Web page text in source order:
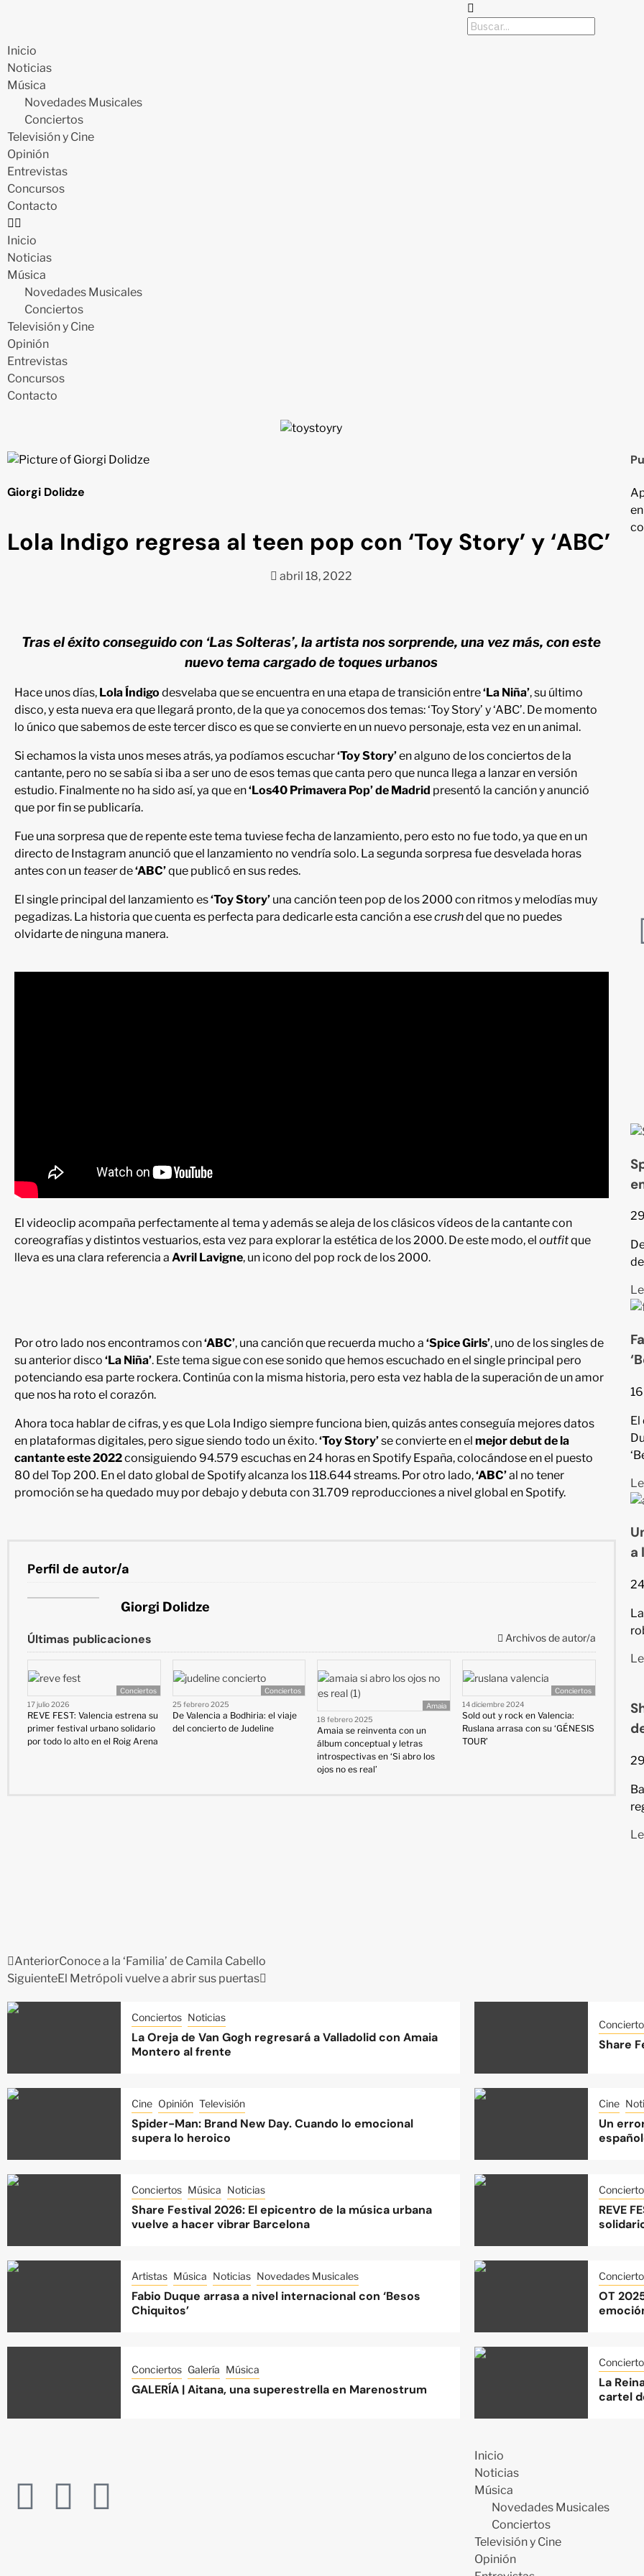
Inicio
Noticias
Música
Novedades Musicales
Conciertos
Televisión y Cine
Opinión
Entrevistas
Concursos
Contacto
Inicio
Noticias
Música
Novedades Musicales
Conciertos
Televisión y Cine
Opinión
Entrevistas
Concursos
Contacto
Giorgi Dolidze
Lola Indigo regresa al teen pop con ‘Toy Story’ y ‘ABC’
abril 18, 2022
Tras el éxito conseguido con ‘Las Solteras’, la artista nos sorprende, una vez más, con este
nuevo tema cargado de toques urbanos
Hace unos días, Lola Índigo desvelaba que se encuentra en una etapa de transición entre‘La Niña’, su último
disco, y esta nueva era que llegará pronto, de la que ya conocemos dos temas: ‘Toy Story’ y ‘ABC’. De momento
lo único que sabemos de este tercer disco es que se convierte en un nuevo personaje, esta vez en un animal.
Si echamos la vista unos meses atrás, ya podíamos escuchar‘Toy Story’en alguno de los conciertos de la
cantante, pero no se sabía si iba a ser uno de esos temas que canta pero que nunca llega a lanzar en versión
estudio. Finalmente no ha sido así, ya que en‘Los40 Primavera Pop’ de Madrid presentó la canción y anunció
que por fin se publicaría.
Fue una sorpresa que de repente este tema tuviese fecha de lanzamiento, pero esto no fue todo, ya que en un
directo de Instagram anunció que el lanzamiento no vendría solo. La segunda sorpresa fue desvelada horas
antes con un teaserde‘ABC’que publicó en sus redes.
El single principal del lanzamiento es‘Toy Story’ una canción teen pop de los 2000 con ritmos y melodías muy
pegadizas. La historia que cuenta es perfecta para dedicarle esta canción a esecrushdel que no puedes
olvidarte de ninguna manera.
El videoclip acompaña perfectamente al tema y además se aleja de los clásicos vídeos de la cantante con
coreografías y distintos vestuarios, esta vez para explorar la estética de los 2000. De este modo, el outfitque
lleva es una clara referencia a Avril Lavigne, un icono del pop rock de los 2000.
Por otro lado nos encontramos con‘ABC’, una canción que recuerda mucho a ‘Spice Girls’, uno de los singles de
su anterior disco ‘La Niña’. Este tema sigue con ese sonido que hemos escuchado en el single principal pero
potenciando esa parte rockera. Continúa con la misma historia, pero esta vez habla de la superación de un amor
que nos ha roto el corazón.
Ahora toca hablar de cifras, y es que Lola Indigo siempre funciona bien, quizás antes conseguía mejores datos
en plataformas digitales, pero sigue siendo todo un éxito.‘Toy Story’se convierte en el mejor debut de la
cantante este 2022consiguiendo 94.579 escuchas en 24 horas en Spotify España, colocándose en el puesto
80 del Top 200. En el dato global de Spotify alcanza los 118.644 streams. Por otro lado,‘ABC’al no tener
promoción se ha quedado muy por debajo y debuta con 31.709 reproducciones a nivel global en Spotify.
Perfil de autor/a
Giorgi Dolidze
Últimas publicaciones Archivos de autor/a
Conciertos
17 julio 2026
REVE FEST: Valencia estrena su
primer festival urbano solidario
por todo lo alto en el Roig Arena
Conciertos
25 febrero 2025
De Valencia a Bodhiria: el viaje
del concierto de Judeline
Amaia
18 febrero 2025
Amaia se reinventa con un
álbum conceptual y letras
introspectivas en ‘Si abro los
ojos no es real’
Conciertos
14 diciembre 2024
Sold out y rock en Valencia:
Ruslana arrasa con su ‘GÉNESIS
TOUR’
a
AnteriorConoce a la ‘Familia’ de Camila Cabello
SiguienteEl Metrópoli vuelve a abrir sus puertas
Conciertos Noticias
La Oreja de Van Gogh regresará a Valladolid con Amaia
Montero al frente
Share
Cine Opinión Televisión
Spider-Man: Brand New Day. Cuando lo emocional
supera lo heroico
Cine
Un
Conciertos Música Noticias
Share Festival 2026: El epicentro de la música urbana
vuelve a hacer vibrar Barcelona
REVE
Artistas Música Noticias Novedades Musicales
Fabio Duque arrasa a nivel internacional con ‘Besos
Chiquitos’
OT
Conciertos Galería Música
GALERÍA | Aitana, una superestrella en Marenostrum
La
cartel
Inicio
Noticias
Música
Novedades Musicales
Conciertos
Televisión y Cine
Opinión